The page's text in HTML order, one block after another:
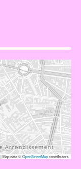
|Map data ©OpenStreetMapcontributors